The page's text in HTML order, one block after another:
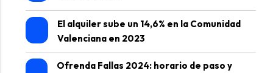
El alquiler sube un 14,6% en la Comunidad
Valenciana en 2023
Ofrenda Fallas 2024: horario de paso y